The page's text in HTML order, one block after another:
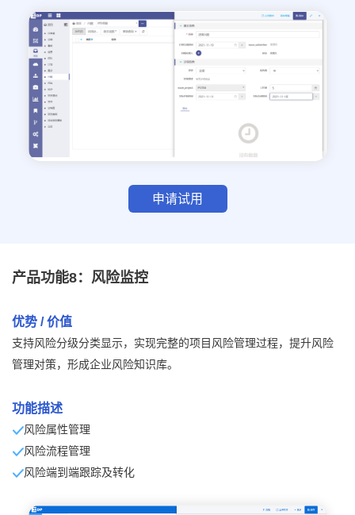
申请试用
产品功能8：风险监控
优势 / 价值
支持风险分级分类显示，实现完整的项目风险管理过程，提升风险
管理对策，形成企业风险知识库。
功能描述
风险属性管理
风险流程管理
风险端到端跟踪及转化